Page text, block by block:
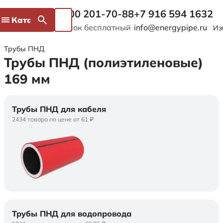
Каталог 8 800 201-70-88
Звонок бесплатный
+7 916 594 1632
info@energypipe.ru
Трубы ПНД
Трубы ПНД (полиэтиленовые)
169 мм
Трубы ПНД для кабеля
2434 товара по цене от 61 ₽
Трубы ПНД для водопровода